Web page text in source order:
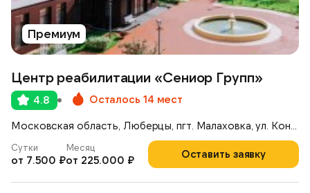
Премиум
Центр реабилитации «Сениор Групп»
4.8 Осталось 14 мест
Оставить заявку
Сутки
от 7.500 ₽
Месяц
от 225.000 ₽